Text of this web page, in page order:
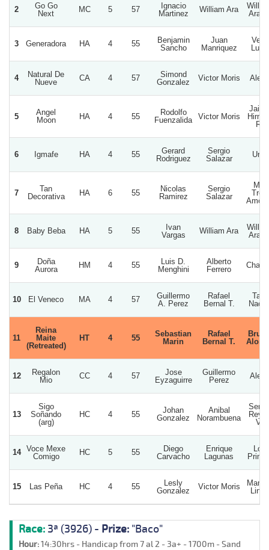
2
Go Go
Next
MC 5 57
Ignacio
Martinez
William Ara
Ara
3 Generadora HA 4 55
Benjamin
Sancho
Juan
Manriquez
Very
Luck
4
Natural De
Nueve
CA 4 57
Simond
Gonzalez
Victor Moris Aleph
5
Angel
Moon
HA 4 55
Rodolfo
Fuenzalida
Victor Moris
R.
6 Igmafe HA 4 55
Gerard
Rodriguez
Sergio
Salazar
Urra
7
Tan
Decorativa
HA 6 55
Nicolas
Ramirez
Sergio
Salazar
Mis
Tres
8 Baby Beba HA 5 55
Ivan
Vargas
William Ara
Ara
9
Doña
Aurora
HM 4 55
Luis D.
Menghini
Alberto
Ferrero
10 El Veneco MA 4 57
Guillermo
A. Perez
Rafael
Bernal T.
Tata
11
Reina
Maite
(Retreated)
HT 4 55
Sebastian
Marin
Rafael
Bernal T.
12
Regalon
Mio
CC 4 57
Jose
Eyzaguirre
Guillermo
Perez
Aleph
13
Sigo
Soñando
(arg)
HC 4 55
Johan
Gonzalez
Anibal
Norambuena
V.
14
Voce Mexe
Comigo
HC 5 55
Diego
Carvacho
Enrique
Lagunas
Los
15 Las Peña HC 4 55
Lesly
Gonzalez
Victor Moris
Linda
Race: 3ª (3926) - Prize: "Baco"
Hour:14:30hrs - Handicap from 7 al 2 - 3a+ - 1700m - Sand